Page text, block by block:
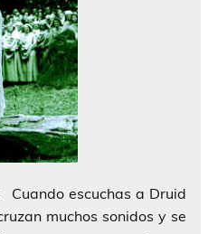
Cuando escuchas a Druid
muchos sonidos y se